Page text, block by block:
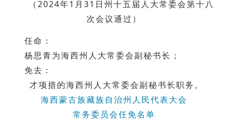
（2024年1月31日州十五届人大常委会第十八
次会议通过）
任命：
杨思青为海西州人大常委会副秘书长；
免去：
才项措的海西州人大常委会副秘书长职务。
海西蒙古族藏族自治州人民代表大会
常务委员会任免名单